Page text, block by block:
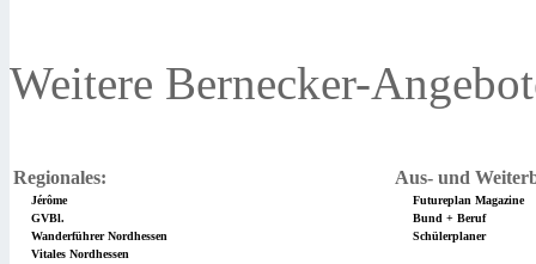
Weitere Bernecker-
Regionales: Aus- und
Jérôme
Futureplan Magazine
GVBl.
Bund + Beruf
Wanderführer Nordhessen
Schülerplaner
Vitales Nordhessen